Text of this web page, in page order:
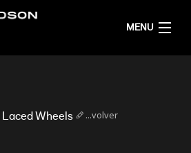
MENU
FINANCIERAS
Wheels ...volver